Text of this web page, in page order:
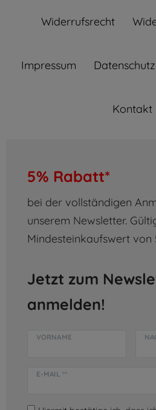
Widerrufs­recht
Impressum
Kontakt
5% Rabatt*
bei der vollständigen
unserem Newsletter.
Mindesteinkaufswert von
Jetzt zum
anmelden!
VORNAME
E-MAIL **